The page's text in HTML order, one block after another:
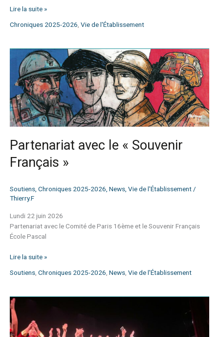
Lire la suite »
Chroniques 2025-2026 Vie de l'Établissement
Partenariat avec le « Souvenir
Français »
Soutiens Chroniques 2025-2026 News Vie de l'Établissement /
Thierry.F
Lundi 22 juin 2026
Partenariat avec le Comité de Paris 16ème et le Souvenir Français
École Pascal
Partenariat
avec
« Souvenir
Français »
Lire la suite »
Soutiens Chroniques 2025-2026 News Vie de l'Établissement
Théâtre
:
« Le
Tour